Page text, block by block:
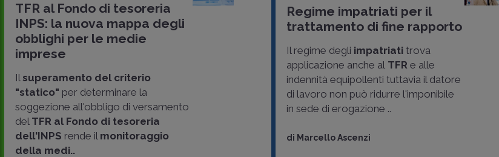
CONDIVIDI
SU
TFR al Fondo di tesoreria
INPS: la nuova mappa degli
obblighi per le medie
imprese
Il superamento del criterio
"statico" per determinare la
soggezione all'obbligo di versamento
del TFR al Fondo di tesoreria
dell'INPS rende il monitoraggio
della medi..
Regime impatriati per il
trattamento di fine rapporto
Il regime degli impatriati trova
applicazione anche al TFR e alle
indennità equipollenti tuttavia il datore
di lavoro non può ridurre l'imponibile
in sede di erogazione ..
di Marcello Ascenzi